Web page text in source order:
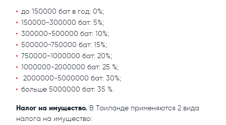
до 150000 бат в год: 0%;
150000-300000 бат: 5%;
300000-500000 бат: 10%;
500000-750000 бат: 15%;
750000-1000000 бат: 20%;
1000000-2000000 бат: 25 %;
2000000-5000000 бат: 30%;
больше 5000000 бат: 35 %.
Налог на имущество. В Таиланде применяются 2 вида
налога на имущество: